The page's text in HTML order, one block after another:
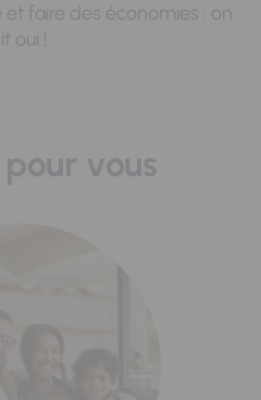
et faire des économies : on
oui !
vous